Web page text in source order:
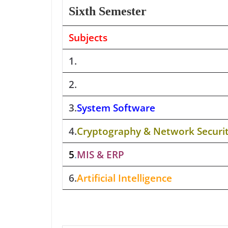
Sixth Semester
Subjects
1.
2.
3.System Software
4.Cryptography & Network
5.MIS & ERP
6.Artificial Intelligence